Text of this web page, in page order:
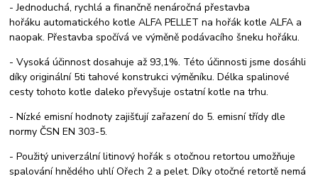
- Jednoduchá, rychlá a finančně nenáročná přestavba
hořáku automatického kotle ALFA PELLET na hořák kotle ALFA a
naopak. Přestavba spočívá ve výměně podávacího šneku hořáku.
- Vysoká účinnost dosahuje až 93,1%. Této účinnosti jsme dosáhli
díky originální 5ti tahové konstrukci výměníku. Délka spalinové
cesty tohoto kotle daleko převyšuje ostatní kotle na trhu.
- Nízké emisní hodnoty zajišťují zařazení do 5. emisní třídy dle
normy ČSN EN 303-5.
- Použitý univerzální litinový hořák s otočnou retortou umožňuje
spalování hnědého uhlí Ořech 2 a pelet. Díky otočné retortě nemá